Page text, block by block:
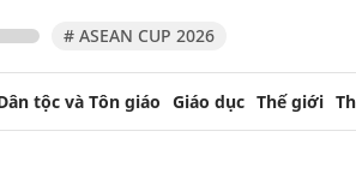
# ASEAN CUP 2026
tộc và Tôn giáo Giáo dục Thế giới